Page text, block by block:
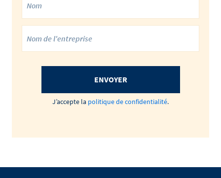
ENVOYER
J’accepte la politique de confidentialité.